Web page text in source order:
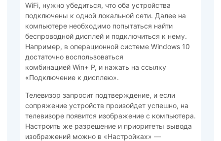
WiFi, нужно убедиться, что оба устройства
подключены к одной локальной сети. Далее на
компьютере необходимо попытаться найти
беспроводной дисплей и подключиться к нему.
Например, в операционной системе Windows 10
достаточно воспользоваться
комбинацией Win+ P, и нажать на ссылку
«Подключение к дисплею».
Телевизор запросит подтверждение, и если
сопряжение устройств произойдет успешно, на
телевизоре появится изображение с компьютера.
Настроить же разрешение и приоритеты вывода
изображений можно в «Настройках» —